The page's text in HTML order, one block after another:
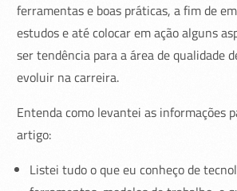
ferramentas e boas práticas, a fim de
estudos e até colocar em ação alguns
ser tendência para a área de qualidade
evoluir na carreira.
Entenda como levantei as informações
artigo:
Listei tudo o que eu conheço de